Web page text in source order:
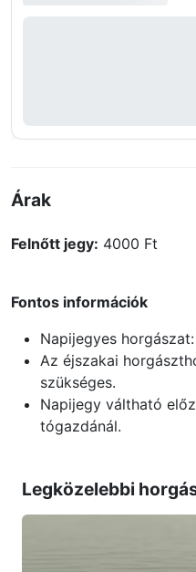
Árak
Felnőtt jegy: 4000 Ft
Fontos információk
Napijegyes
Az éjszakai
szükséges.
Napijegy váltható
tógazdánál.
Legközelebbi